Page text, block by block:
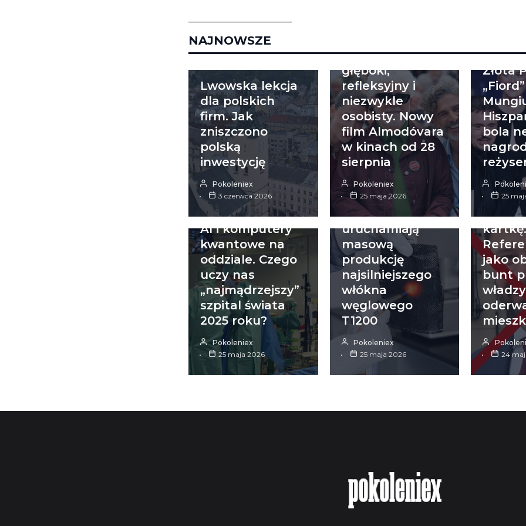
NAJNOWSZE
Lwowska lekcja
dla polskich
firm. Jak
zniszczono
polską
inwestycję
Pokoleniex
3 czerwca 2026
„Gorzkie święta”-
głęboki,
refleksyjny i
niezwykle
osobisty. Nowy
film Almodóvara
w kinach od 28
sierpnia
Pokoleniex
25 maja 2026
Złota
bola
25
ŚWIAT
AI i komputery
kwantowe na
oddziale. Czego
uczy nas
„najmądrzejszy”
szpital świata
2025 roku?
Pokoleniex
25 maja 2026
ŚWIAT
Nowa era
inżynierii
materiałowej:
Chiny
uruchamiają
masową
produkcję
najsilniejszego
włókna
węglowego
T1200
Pokoleniex
25 maja 2026
jako
bunt
władzy
24